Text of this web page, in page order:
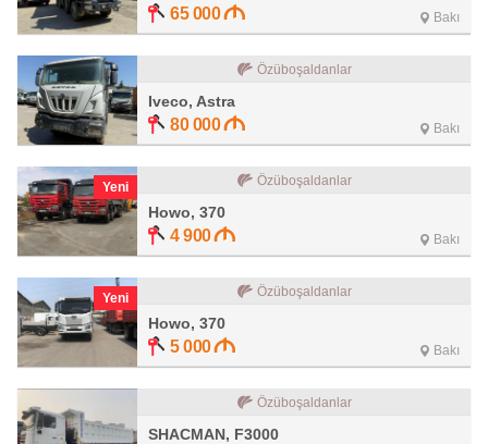
65 000 Bakı
Özüboşaldanlar
Iveco, Astra
80 000 Bakı
Yeni Özüboşaldanlar
Howo, 370
4 900 Bakı
Yeni Özüboşaldanlar
Howo, 370
5 000 Bakı
Özüboşaldanlar
SHACMAN, F3000